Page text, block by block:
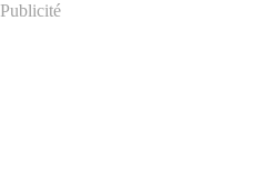
Publicité